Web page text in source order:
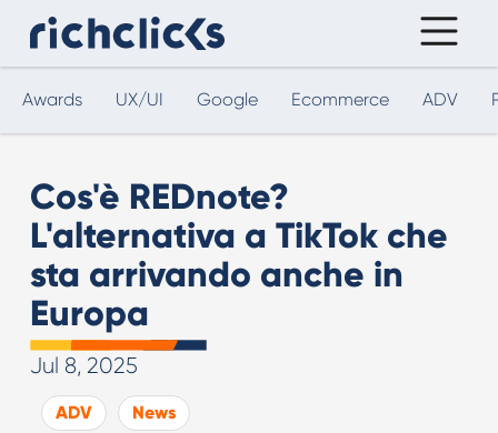
Awards UX/UI Google Ecommerce ADV
Cos'è REDnote?
L'alternativa a TikTok che
sta arrivando anche in
Europa
Jul 8, 2025
ADV News